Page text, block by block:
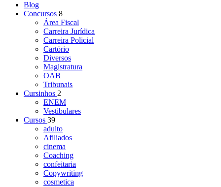
Blog
Concursos 8
Área Fiscal
Carreira Jurídica
Carreira Policial
Cartório
Diversos
Magistratura
OAB
Tribunais
Cursinhos 2
ENEM
Vestibulares
Cursos 39
adulto
Afiliados
cinema
Coaching
confeitaria
Copywriting
cosmetica